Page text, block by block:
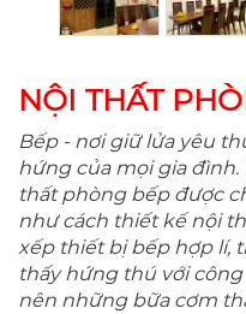
NỘI THẤT
Bếp - nơi giữ lửa yêu
hứng của mọi gia đình.
thất phòng bếp được
như cách thiết kế nội
xếp thiết bị bếp hợp lí,
thấy hứng thú với
nên những bữa cơm